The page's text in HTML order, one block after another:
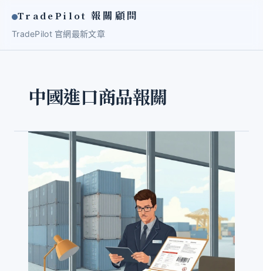
TradePilot 報關顧問
TradePilot 官網最新文章
中國進口商品報關